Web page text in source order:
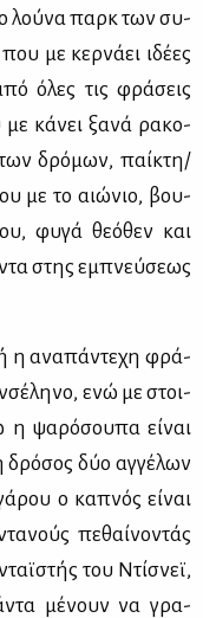
λού­να παρκ των συ­
με κερ­νά­ει ιδέ­ες
όλες τις φρά­σεις
κά­νει ξα­νά ρα­κο­
δρό­μων, παί­κτη/
με το αιώ­νιο, βου­
φυ­γά θε­ό­θεν και
στης εμπνεύ­σε­ως
η ανα­πά­ντε­χη φρά­
ενώ με στοι­
η ψα­ρό­σου­πα εί­ναι
δρό­σος δύο αγ­γέ­λων
ο κα­πνός εί­ναι
πε­θαί­νο­ντάς
του Ντίσ­νεϊ,
μέ­νουν να γρα­